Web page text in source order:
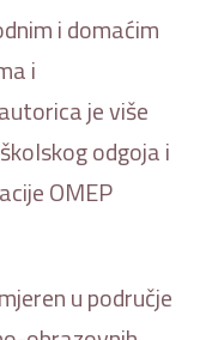
i domaćim
i
je više
odgoja i
OMEP
u područje